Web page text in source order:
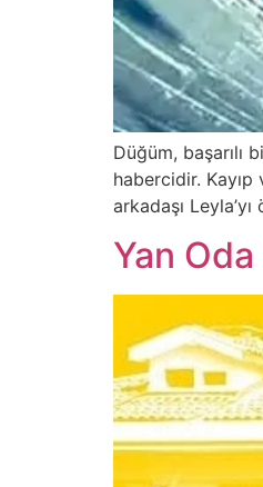
Düğüm, başarılı
habercidir. Kayıp
arkadaşı
Yan Oda